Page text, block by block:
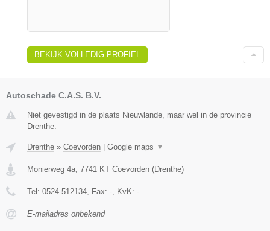
BEKIJK VOLLEDIG PROFIEL
Autoschade C.A.S. B.V.
Niet gevestigd in de plaats Nieuwlande, maar wel in de provincie
Drenthe.
Drenthe » Coevorden Google maps ▼
Monierweg 4a, 7741 KT Coevorden (Drenthe)
Tel: 0524-512134, Fax: -, KvK: -
E-mailadres onbekend